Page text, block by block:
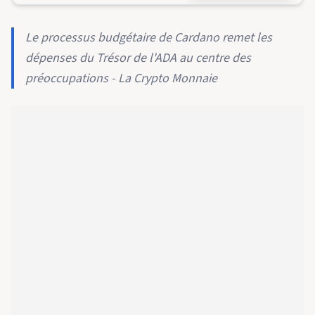
Le processus budgétaire de Cardano remet les
dépenses du Trésor de l'ADA au centre des
préoccupations - La Crypto Monnaie